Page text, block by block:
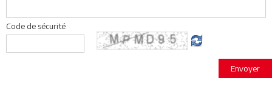
Code de sécurité
Envoyer